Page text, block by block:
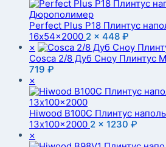
Perfect Plus P18 Плинтус
16x54x2000 2 × 448 ₽
×
Cosca 2/8 Дуб Сноу Плинтус
719 ₽
×
Hiwood B100C Плинтус
13x100x2000 2 × 1230 ₽
×